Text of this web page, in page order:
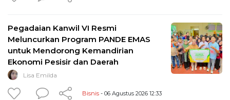
Pegadaian Kanwil VI Resmi
Meluncurkan Program PANDE EMAS
untuk Mendorong Kemandirian
Ekonomi Pesisir dan Daerah
Lisa Emilda
Bisnis - 06 Agustus 2026 12:33